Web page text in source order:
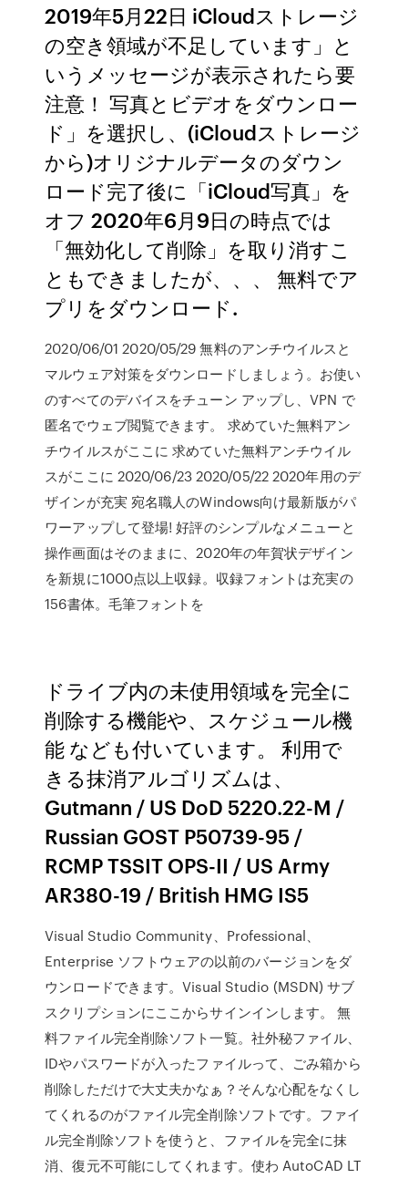
2019年5月22日 iCloudストレージ
の空き領域が不足しています」と
いうメッセージが表示されたら要
注意！ 写真とビデオをダウンロー
ド」を選択し、(iCloudストレージ
から)オリジナルデータのダウン
ロード完了後に「iCloud写真」を
オフ 2020年6月9日の時点では
「無効化して削除」を取り消すこ
ともできましたが、、、 無料でア
プリをダウンロード.
2020/06/01 2020/05/29 無料のアンチウイルスと
マルウェア対策をダウンロードしましょう。お使い
のすべてのデバイスをチューン アップし、VPN で
匿名でウェブ閲覧できます。 求めていた無料アン
チウイルスがここに 求めていた無料アンチウイル
スがここに 2020/06/23 2020/05/22 2020年用のデ
ザインが充実 宛名職人のWindows向け最新版がパ
ワーアップして登場! 好評のシンプルなメニューと
操作画面はそのままに、2020年の年賀状デザイン
を新規に1000点以上収録。収録フォントは充実の
156書体。毛筆フォントを
ドライブ内の未使用領域を完全に
削除する機能や、スケジュール機
能 なども付いています。 利用で
きる抹消アルゴリズムは、
Gutmann / US DoD 5220.22-M /
Russian GOST P50739-95 /
RCMP TSSIT OPS-II / US Army
AR380-19 / British HMG IS5
Visual Studio Community、Professional、
Enterprise ソフトウェアの以前のバージョンをダ
ウンロードできます。Visual Studio (MSDN) サブ
スクリプションにここからサインインします。 無
料ファイル完全削除ソフト一覧。社外秘ファイル、
IDやパスワードが入ったファイルって、ごみ箱から
削除しただけで大丈夫かなぁ？そんな心配をなくし
てくれるのがファイル完全削除ソフトです。ファイ
ル完全削除ソフトを使うと、ファイルを完全に抹
消、復元不可能にしてくれます。使わ AutoCAD LT